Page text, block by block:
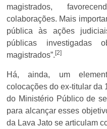
magistrados,
colaborações. Mais
pública às ações
públicas investigadas
magistrados”. [2]
Há, ainda, um
colocações do ex-titular da
do Ministério Público de
para alcançar esses
da Lava Jato se articulam